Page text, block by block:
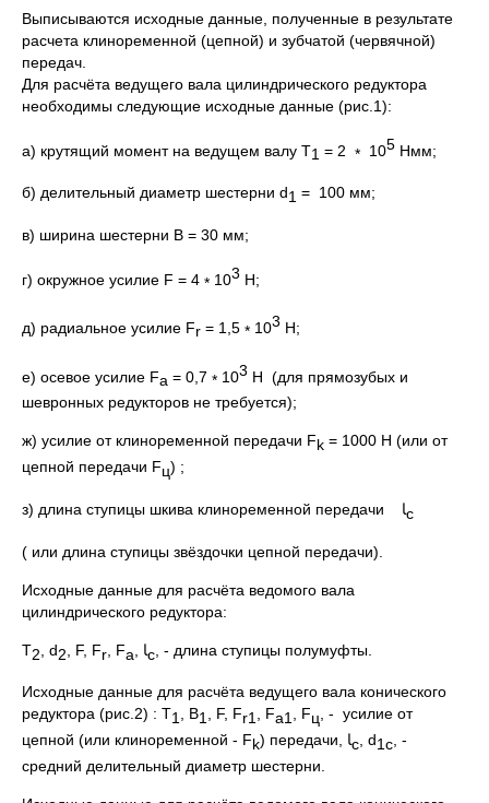
Выписываются исходные данные, полученные в результате
расчета клиноременной (цепной) и зубчатой (червячной)
передач.
Для расчёта ведущего вала цилиндрического редуктора
необходимы следующие исходные данные (рис.1):
а) крутящий момент на ведущем валу Т1 = 2 * 105 Нмм;
б) делительный диаметр шестерни d1 = 100 мм;
в) ширина шестерни В = 30 мм;
г) окружное усилие F = 4 * 103 Н;
д) радиальное усилие Fr = 1,5 * 103 Н;
е) осевое усилие Fa = 0,7 * 103 Н (для прямозубых и
шевронных редукторов не требуется);
ж) усилие от клиноременной передачи Fk = 1000 Н (или от
цепной передачи Fц) ;
з) длина ступицы шкива клиноременной передачи ﺎс
( или длина ступицы звёздочки цепной передачи).
Исходные данные для расчёта ведомого вала
цилиндрического редуктора:
Т2 , d2 , F, Fr , Fa , ﺎс , - длина ступицы полумуфты.
Исходные данные для расчёта ведущего вала конического
редуктора (рис.2) : Т1, В1, F, Fr1, Fa1, Fц, - усилие от
цепной (или клиноременной - Fk ) передачи, ﺎс, d1c, -
средний делительный диаметр шестерни.